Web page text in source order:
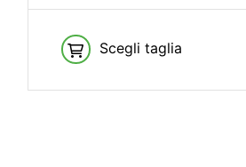
Scegli taglia